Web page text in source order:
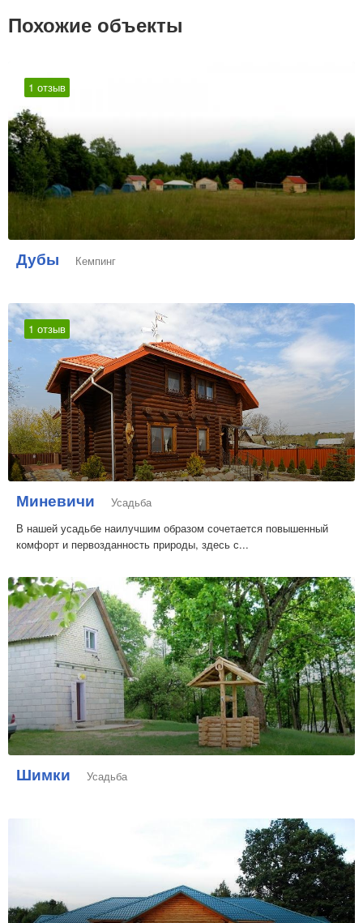
Похожие объекты
1 отзыв
Дубы Кемпинг
1 отзыв
Миневичи
Усадьба
В нашей усадьбе наилучшим образом сочетается повышенный
комфорт и первозданность природы, здесь с...
Шимки Усадьба